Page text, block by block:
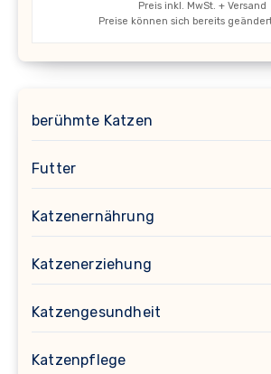
Preis inkl. MwSt. + Versand
Preise können sich bereits
berühmte Katzen
Futter
Katzenernährung
Katzenerziehung
Katzengesundheit
Katzenpflege